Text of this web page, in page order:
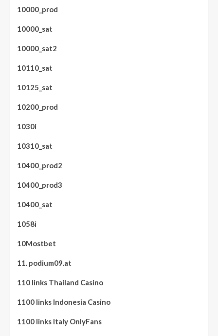
10000_prod
10000_sat
10000_sat2
10110_sat
10125_sat
10200_prod
1030i
10310_sat
10400_prod2
10400_prod3
10400_sat
1058i
10Mostbet
11. podium09.at
110 links Thailand Casino
1100 links Indonesia Casino
1100 links Italy OnlyFans